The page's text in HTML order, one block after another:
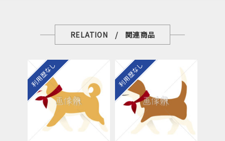
RELATION / 関連商品
利用歴なし 利用歴なし